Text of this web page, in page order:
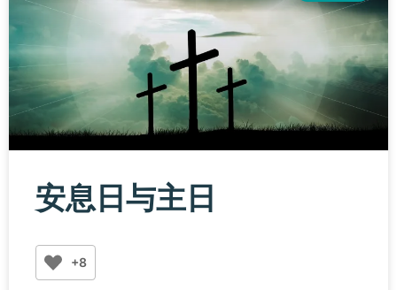
安息日与主日
+8